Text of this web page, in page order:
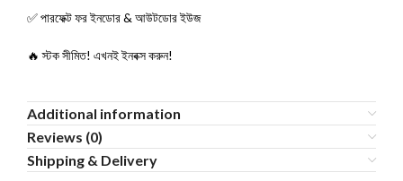
✅ পারফেক্ট ফর ইনডোর & আউটডোর ইউজ
🔥 স্টক সীমিত! এখনই ইনবক্স করুন!
Additional information
Reviews (0)
Shipping & Delivery